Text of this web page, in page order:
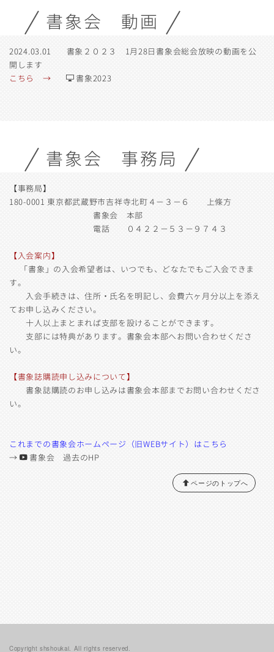
書象会 動画
2024.03.01 書象２０２３ 1月28日書象会総会放映の動画を公
開します
こちら →
書象2023
書象会 事務局
【事務局】
180-0001 東京都武蔵野市吉祥寺北町４−３−６ 上條方
書象会 本部
電話 ０４２２−５３−９７４３
【入会案内】
「書象」の入会希望者は、いつでも、どなたでもご入会できま
す。
入会手続きは、住所・氏名を明記し、会費六ヶ月分以上を添え
てお申し込みください。
十人以上まとまれば支部を設けることができます。
支部には特典があります。書象会本部へお問い合わせくださ
い。
【書象誌購読申し込みについて】
書象誌購読のお申し込みは書象会本部までお問い合わせくださ
い。
これまでの書象会ホームページ（旧WEBサイト）はこちら
→
書象会 過去のHP
ページのトップへ
Copyright shshoukai. All rights reserved.